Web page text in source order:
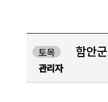
토목 함안
관리자